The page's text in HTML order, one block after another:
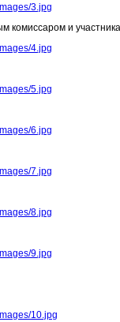
3.jpg
комиссаром и
4.jpg
5.jpg
6.jpg
7.jpg
8.jpg
9.jpg
10.jpg